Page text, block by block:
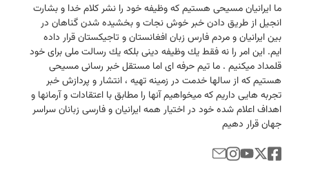
ما ایرانیان مسیحی هستیم كه وظیفه خود را نشر كلام خدا و بشارت
انجیل از طریق دادن خبر خوش نجات و بخشیده شدن گناهان در
بین ایرانیان و مردم فارس زبان افغانستان و تاجیكستان قرار داده
ایم. این امر را نه فقط یك وظیفه دینی بلكه یك رسالت ملی برای خود
قلمداد میكنیم . ما تیم حرفه ای اما مستقل خبر رسانی مسیحی
هستیم كه از سالها خدمت در زمینه تهیه ، انتشار و پردازش خبر
تجربه هایی داریم كه میخواهیم آنها را مطابق با اعتقادات و آرمانها و
اهداف اعلام شده خود در اختیار همه ایرانیان و فارسی زبانان سراسر
جهان قرار دهیم